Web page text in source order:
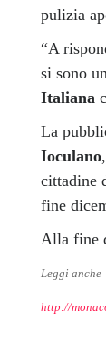
pulizia
“A
si sono
Italiana
La
Ioculano
cittadine
fine
Alla fine
Leggi anche
http://